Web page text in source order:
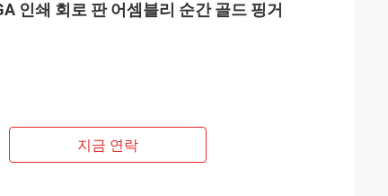
인쇄 회로 판 어셈블리 순간 골드 핑거
지금 연락